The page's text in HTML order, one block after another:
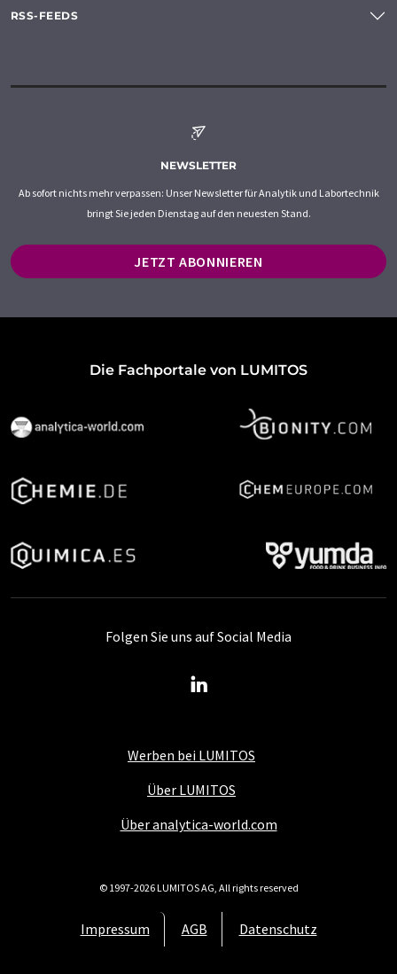
RSS-FEEDS
NEWSLETTER
Ab sofort nichts mehr verpassen: Unser Newsletter für Analytik und Labortechnik
bringt Sie jeden Dienstag auf den neuesten Stand.
JETZT ABONNIEREN
Die Fachportale von LUMITOS
Werben bei LUMITOS
Über LUMITOS
Über analytica-world.com
Impressum AGB Datenschutz
Folgen Sie uns auf Social Media
© 1997-2026 LUMITOS AG, All rights reserved